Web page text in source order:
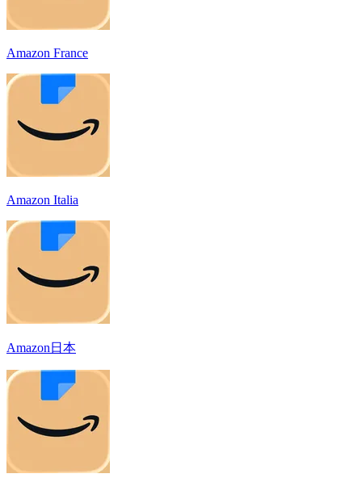
Amazon France
Amazon Italia
Amazon日本